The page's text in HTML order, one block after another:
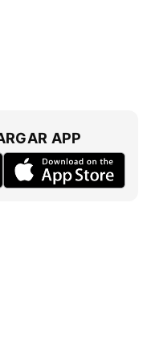
APP